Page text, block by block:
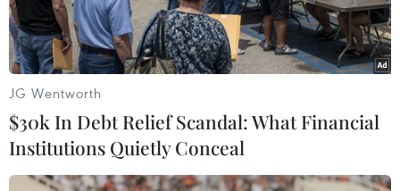
JG Wentworth
$30k In Debt Relief Scandal: What Financial
Institutions Quietly Conceal